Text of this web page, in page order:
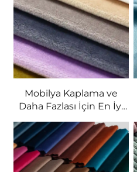
Mobilya Kaplama ve
Daha Fazlası İçin En İyi
Keten Dokumu | Toplu
Satın Alma